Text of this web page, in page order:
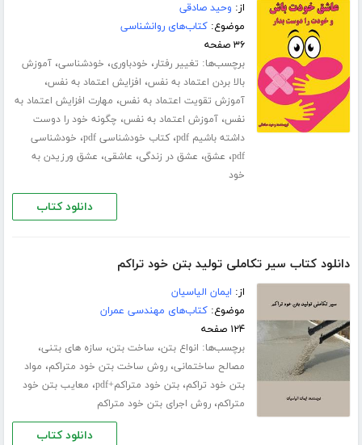
از: وحید صادقی
موضوع:کتاب‌های روانشناسی
۳۶ صفحه
برچسب‌ها: تغییر رفتار، خودباوری، خودشناسی،آموزش
بالا بردن اعتماد به نفس، افزایش اعتماد به نفس،
آموزش تقویت اعتماد به نفس، مهارت افزایش اعتماد به
نفس،آموزش اعتماد به نفس، چگونه خود را دوست
داشته باشیم pdf
،کتاب خودشناسی pdf ، خودشناسی
pdf، عشق، عشق در زندگی، عاشقی، عشق ورزیدن به
خود
دانلود کتاب
دانلود کتاب سیر تکاملی تولید بتن خود تراکم
از: ایمان الیاسیان
موضوع:کتاب‌های مهندسی عمران
۱۲۴ صفحه
برچسب‌ها: انواع بتن، ساخت بتن، سازه های بتنی،
مصالح ساختمانی،روش ساخت بتن خود متراکم، مواد
بتن خود تراکم،بتن خود متراکم+pdf ، معایب بتن خود
متراکم،روش اجرای بتن خود متراکم
دانلود کتاب